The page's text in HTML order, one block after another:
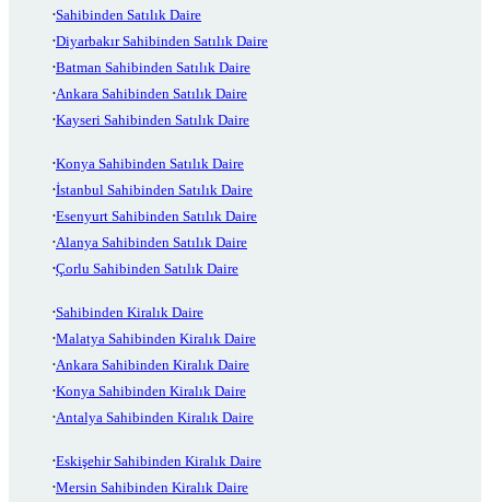
Sahibinden Satılık Daire
Diyarbakır Sahibinden Satılık Daire
Batman Sahibinden Satılık Daire
Ankara Sahibinden Satılık Daire
Kayseri Sahibinden Satılık Daire
Konya Sahibinden Satılık Daire
İstanbul Sahibinden Satılık Daire
Esenyurt Sahibinden Satılık Daire
Alanya Sahibinden Satılık Daire
Çorlu Sahibinden Satılık Daire
Sahibinden Kiralık Daire
Malatya Sahibinden Kiralık Daire
Ankara Sahibinden Kiralık Daire
Konya Sahibinden Kiralık Daire
Antalya Sahibinden Kiralık Daire
Eskişehir Sahibinden Kiralık Daire
Mersin Sahibinden Kiralık Daire